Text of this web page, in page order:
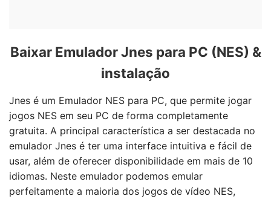
Baixar Emulador Jnes para PC (NES) &
instalação
Jnes é um Emulador NES para PC, que permite jogar
jogos NES em seu PC de forma completamente
gratuita. A principal característica a ser destacada no
emulador Jnes é ter uma interface intuitiva e fácil de
usar, além de oferecer disponibilidade em mais de 10
idiomas. Neste emulador podemos emular
perfeitamente a maioria dos jogos de vídeo NES,